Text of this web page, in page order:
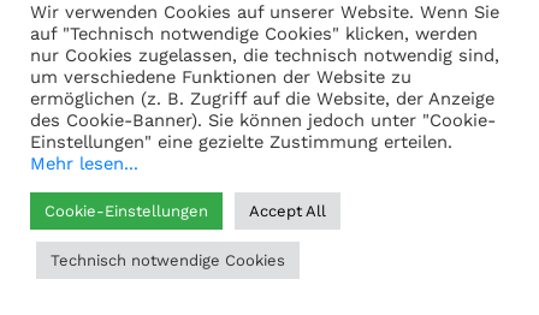
Teilen
Wir verwenden Cookies auf unserer Website. Wenn Sie
auf "Technisch notwendige Cookies" klicken, werden
nur Cookies zugelassen, die technisch notwendig sind,
um verschiedene Funktionen der Website zu
ermöglichen (z. B. Zugriff auf die Website, der Anzeige
des Cookie-Banner). Sie können jedoch unter "Cookie-
Einstellungen" eine gezielte Zustimmung erteilen.
Mehr lesen...
Cookie-Einstellungen Accept All
Technisch notwendige Cookies